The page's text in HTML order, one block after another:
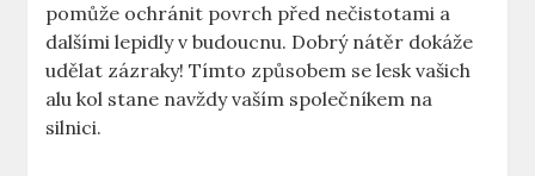
pomůže ochránit povrch před nečistotami ‌a
dalšími lepidly‌ v​ budoucnu. Dobrý nátěr dokáže
udělat zázraky! Tímto způsobem se lesk‌ vašich
alu kol stane navždy vaším společníkem ⁣na
silnici.